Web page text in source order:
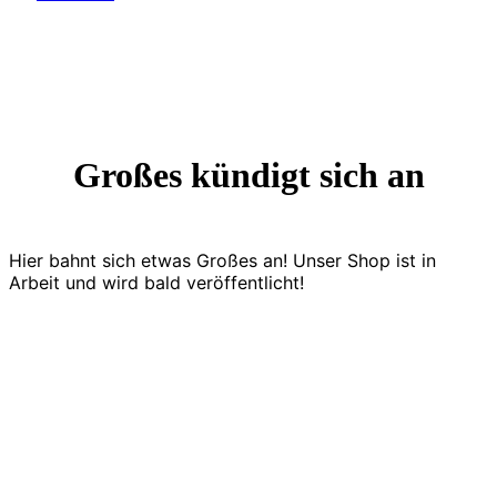
Großes kündigt sich an
Hier bahnt sich etwas Großes an! Unser Shop ist in
Arbeit und wird bald veröffentlicht!